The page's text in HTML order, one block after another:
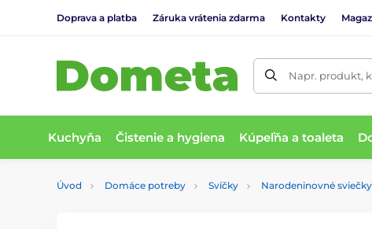
Doprava a platba Záruka vrátenia zdarma Kontakty
Napr. produkt,
Kuchyňa Čistenie a hygiena Kúpeľňa a toaleta
Úvod Domáce potreby Svíčky Narodeninovné sviečky